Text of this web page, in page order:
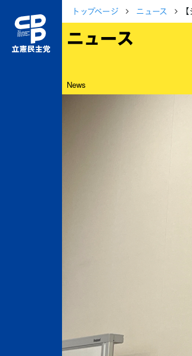
トップページ ニュース
ニュース
News